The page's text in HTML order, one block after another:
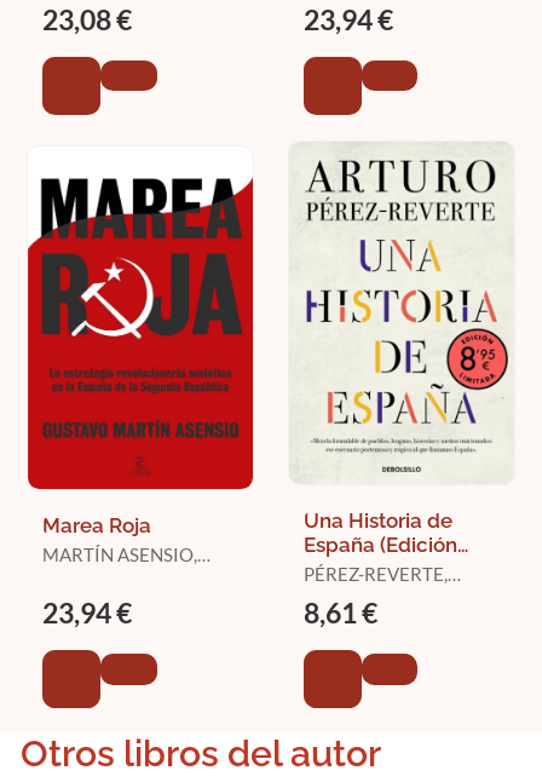
23,08 € 23,94 €
Marea Roja
MARTÍN ASENSIO,
23,94 €
Una Historia de
España (Edición
Limitada)
PÉREZ-REVERTE,
8,61 €
Otros libros del autor